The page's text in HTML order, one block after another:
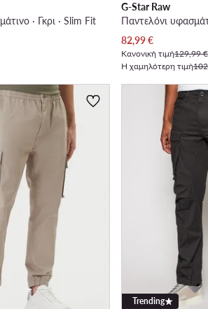
· Γκρι · Slim Fit
G-Star Raw
Τρέχουσα τιμή
82,99€
Κανονική τιμή129,99 €
Η χαμηλότερη τιμή
Trending